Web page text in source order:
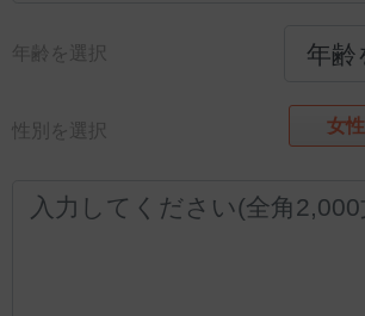
年齢を選択
性別を選択 女性